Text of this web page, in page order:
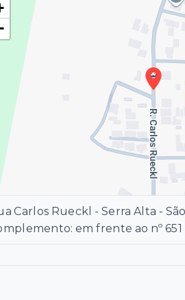
Carlos Rueckl - Serra Alta -
em frente ao nº 651